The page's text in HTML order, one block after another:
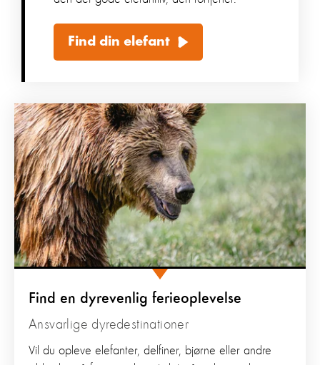
Find din elefant
Find en dyrevenlig ferieoplevelse
Ansvarlige dyredestinationer
Vil du opleve elefanter, delfiner, bjørne eller andre